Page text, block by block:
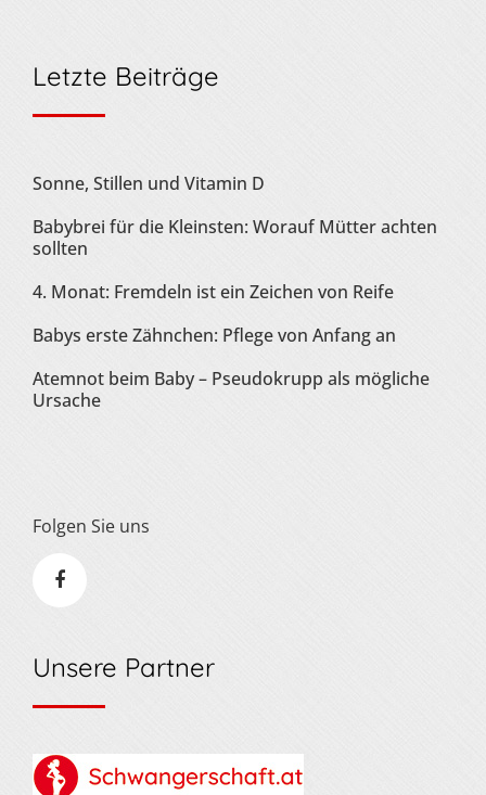
Letzte Beiträge
Sonne, Stillen und Vitamin D
Babybrei für die Kleinsten: Worauf Mütter achten
sollten
4. Monat: Fremdeln ist ein Zeichen von Reife
Babys erste Zähnchen: Pflege von Anfang an
Atemnot beim Baby – Pseudokrupp als mögliche
Ursache
Folgen Sie uns
Unsere Partner